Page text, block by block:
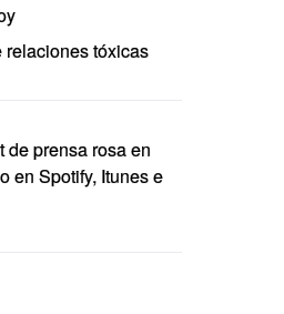
relaciones tóxicas